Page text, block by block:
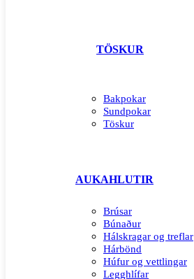
TÖSKUR
Bakpokar
Sundpokar
Töskur
AUKAHLUTIR
Brúsar
Búnaður
Hálskragar og treflar
Hárbönd
Húfur og vettlingar
Legghlífar